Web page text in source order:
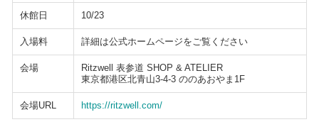
休館日 10/23
入場料 詳細は公式ホームページをご覧ください
会場
Ritzwell 表参道 SHOP & ATELIER
東京都港区北青山3-4-3 ののあおやま1F
会場URL https://ritzwell.com/